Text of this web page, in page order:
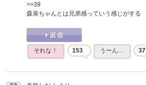
>>39
森泉ちゃんとは兄弟感っていう感じがする
それな！ 153 うーん… 37